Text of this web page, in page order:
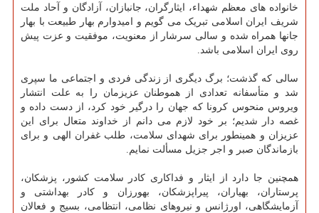
خانواده های معظم شهداء، ایثارگران، جانبازان، آزادگان و آحاد ملت
شریف ایران اسلامی تبریک می گویم و امیدوارم بهار طبیعت با بهار
جانها همراه شده و سالی سرشار از معنویت، موفقیت و عزت پیش
روی ایران اسلامی باشد.
سالی که گذشت؛ برگ دیگری از زندگی فردی و اجتماعی ما سپری
شد و متأسفانه تعدادی از هموطنان عزیزمان را به علت انتشار
ویروس منحوس کرونا که جهان را درگیر خود کرد، از دست داده و
غصه دار شدیم؛ بر خود لازم می دانم از خداوند متعال برای این
عزیزان و همینطور برای شهدای سلامت، طلب غفران الهی و برای
بازماندگان صبر و اجر جزیل مسألت نمایم.
همچنین جا دارد از ایثار و فداکاری کادر سلامت کشور، پزشکان،
پرستاران، بهیاران، پیراپزشکان، بهورزان و کادر بهداشتی و
آزمایشگاهی، اورژانس و نیروهای نظامی، انتظامی، بسیج و فعالان